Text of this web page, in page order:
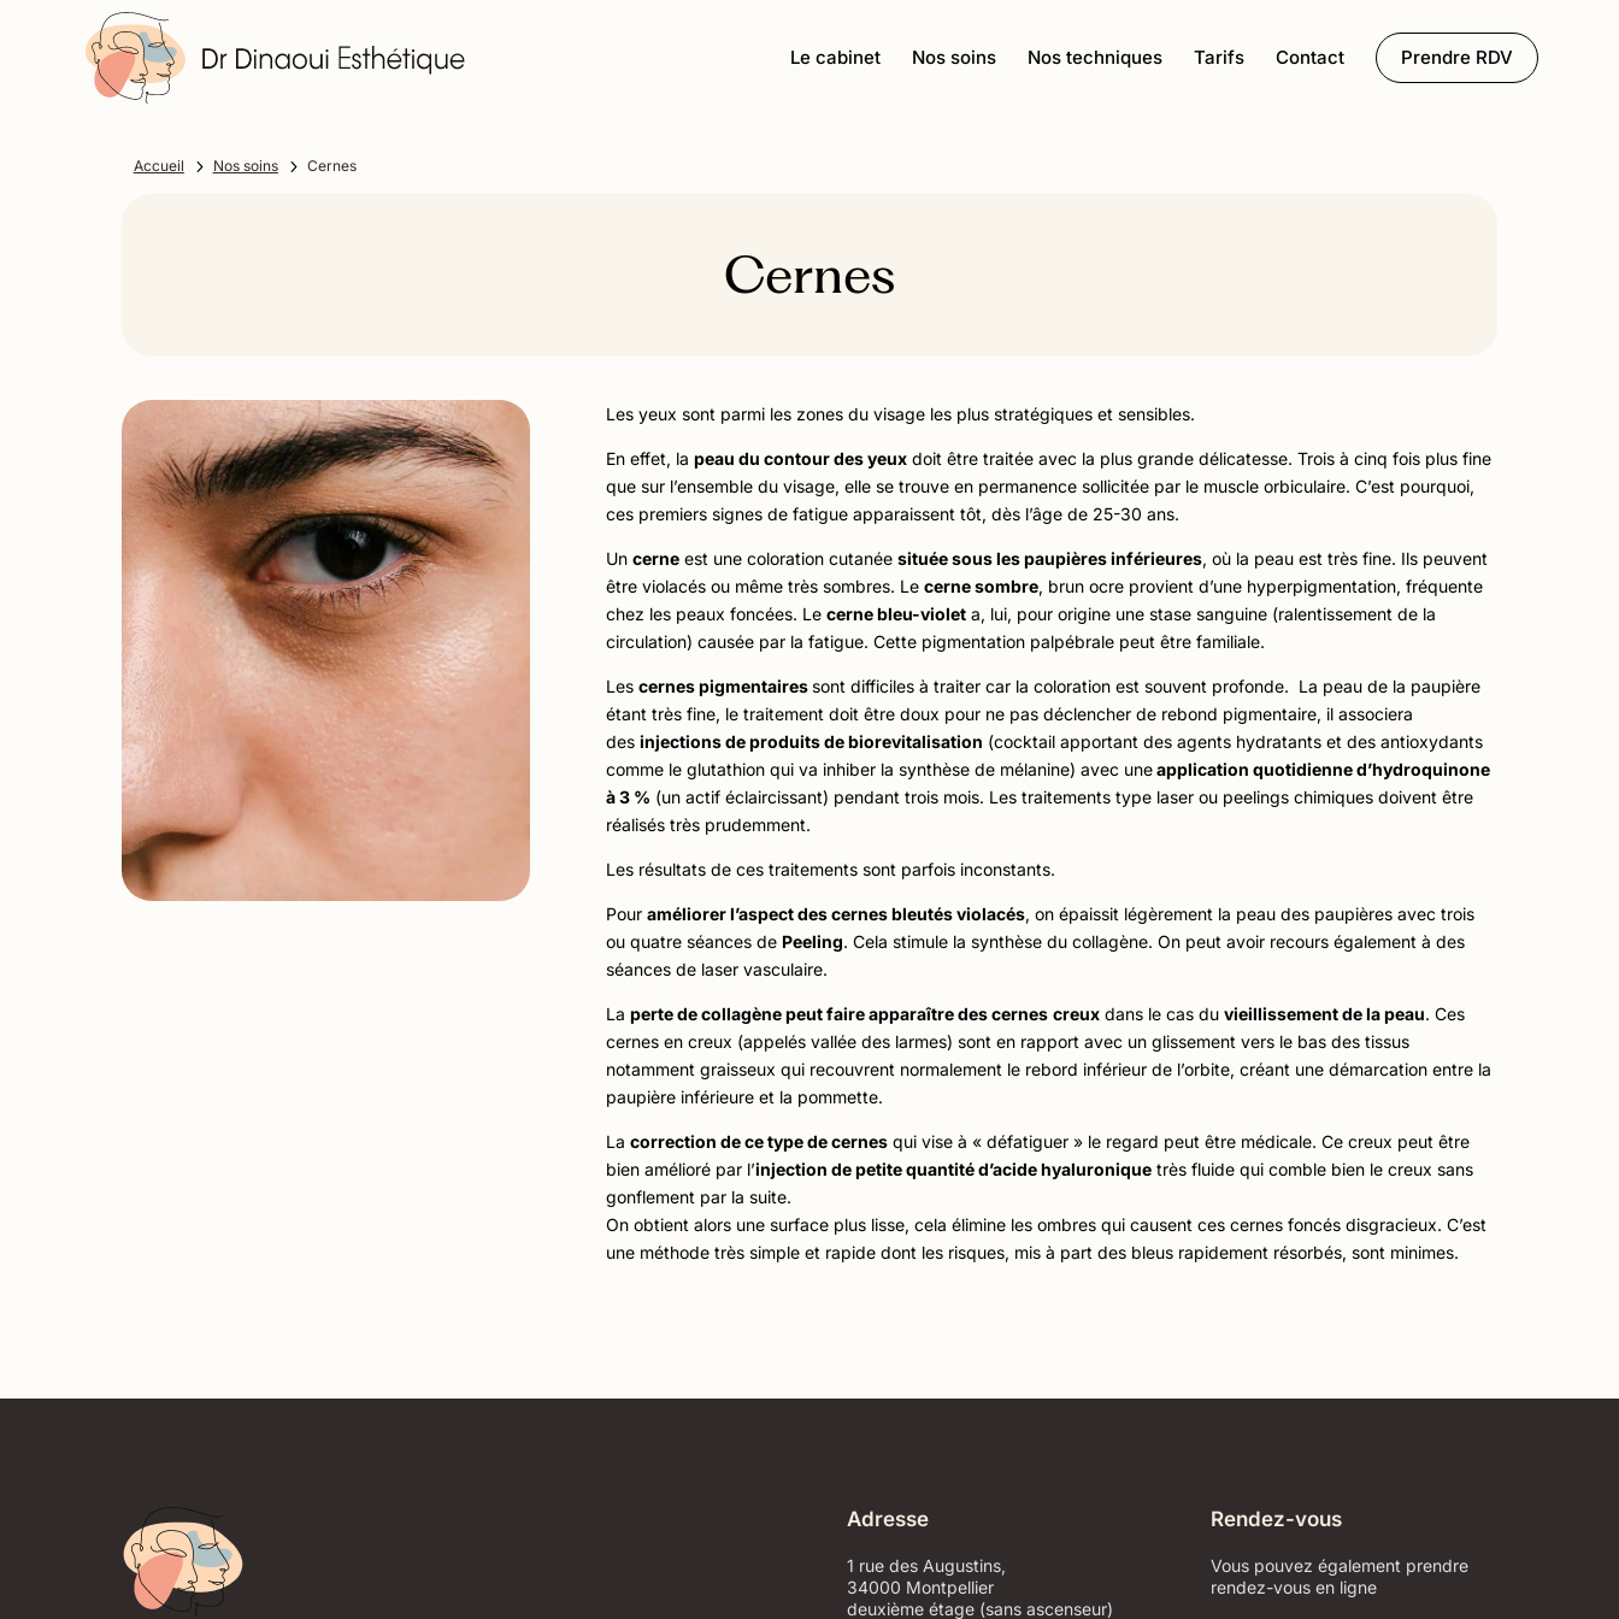
Le cabinet Nos soins Nos techniques Tarifs Contact Prendre RDV
Accueil 5 Nos soins 5 Cernes
Cernes
Les yeux sont parmi les zones du visage les plus stratégiques et sensibles.
En effet, la peau du contour des yeuxdoit être traitée avec la plus grande délicatesse. Trois à cinq fois plus fine
que sur l’ensemble du visage, elle se trouve en permanence sollicitée par le muscle orbiculaire. C’est pourquoi,
ces premiers signes de fatigue apparaissent tôt, dès l’âge de 25-30 ans.
Un cerneest une coloration cutanée située sous les paupières inférieures, où la peau est très fine. Ils peuvent
être violacés ou même très sombres. Le cerne sombre, brun ocre provient d’une hyperpigmentation, fréquente
chez les peaux foncées. Le cerne bleu-violeta, lui, pour origine une stase sanguine (ralentissement de la
circulation) causée par la fatigue. Cette pigmentation palpébrale peut être familiale.
Les cernes pigmentaires sont difficiles à traiter car la coloration est souvent profonde. La peau de la paupière
étant très fine, le traitement doit être doux pour ne pas déclencher de rebond pigmentaire, il associera
des injections de produits de biorevitalisation (cocktail apportant des agents hydratants et des antioxydants
comme le glutathion qui va inhiber la synthèse de mélanine) avec uneapplication quotidienne d’hydroquinone
à 3 % (un actif éclaircissant) pendant trois mois. Les traitements type laser ou peelings chimiques doivent être
réalisés très prudemment.
Les résultats de ces traitements sont parfois inconstants.
Pour améliorer l’aspect des cernes bleutés violacés, on épaissit légèrement la peau des paupières avec trois
ou quatre séances de Peeling. Cela stimule la synthèse du collagène. On peut avoir recours également à des
séances de laser vasculaire.
La perte de collagène peut faire apparaître des cernes creuxdans le cas du vieillissement de la peau. Ces
cernes en creux (appelés vallée des larmes) sont en rapport avec un glissement vers le bas des tissus
notamment graisseux qui recouvrent normalement le rebord inférieur de l’orbite, créant une démarcation entre la
paupière inférieure et la pommette.
La correction de ce type de cernesqui vise à « défatiguer » le regard peut être médicale. Ce creux peut être
bien amélioré par l’injection de petite quantité d’acide hyaluroniquetrès fluide qui comble bien le creux sans
gonflement par la suite.
On obtient alors une surface plus lisse, cela élimine les ombres qui causent ces cernes foncés disgracieux. C’est
une méthode très simple et rapide dont les risques, mis à part des bleus rapidement résorbés, sont minimes.
Adresse
1 rue des Augustins,
34000 Montpellier
deuxième étage (sans ascenseur)
Rendez-vous
Vous pouvez également prendre
rendez-vous en ligne